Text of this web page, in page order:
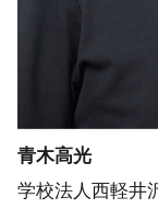
青木高光
学校法人西軽井